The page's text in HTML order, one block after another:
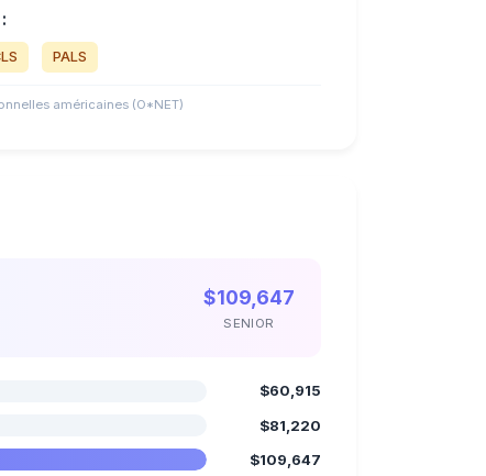
PALS
américaines (O*NET)
$109,647
SENIOR
$60,915
$81,220
$109,647